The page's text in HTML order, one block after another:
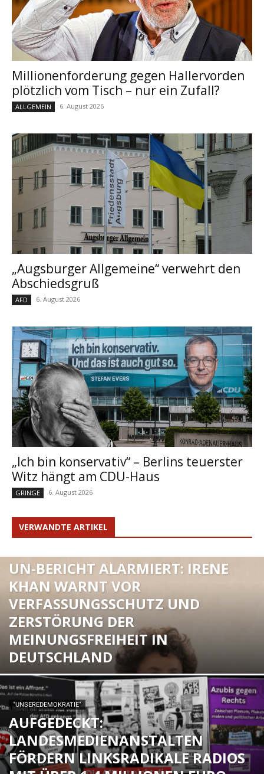
Millionenforderung gegen Hallervorden
plötzlich vom Tisch – nur ein Zufall?
ALLGEMEIN 6. August 2026
„Augsburger Allgemeine“ verwehrt den
Abschiedsgruß
AFD 6. August 2026
„Ich bin konservativ“ – Berlins teuerster
Witz hängt am CDU-Haus
GRINGE 6. August 2026
VERWANDTE ARTIKEL
UN-BERICHT ALARMIERT: IRENE
KHAN WARNT VOR
VERFASSUNGSSCHUTZ UND
ZERSTÖRUNG DER
MEINUNGSFREIHEIT IN
DEUTSCHLAND
"UNSEREDEMOKRATIE"
AUFGEDECKT:
LANDESMEDIENANSTALTEN
FÖRDERN LINKSRADIKALE RADIOS